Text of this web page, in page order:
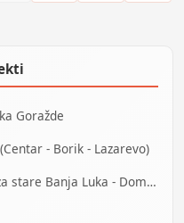
Goražde
- Borik - Lazarevo)
Starački dom Banja Luka - Dom za stare Banja Luka - Dom za stara lica Banjaluka